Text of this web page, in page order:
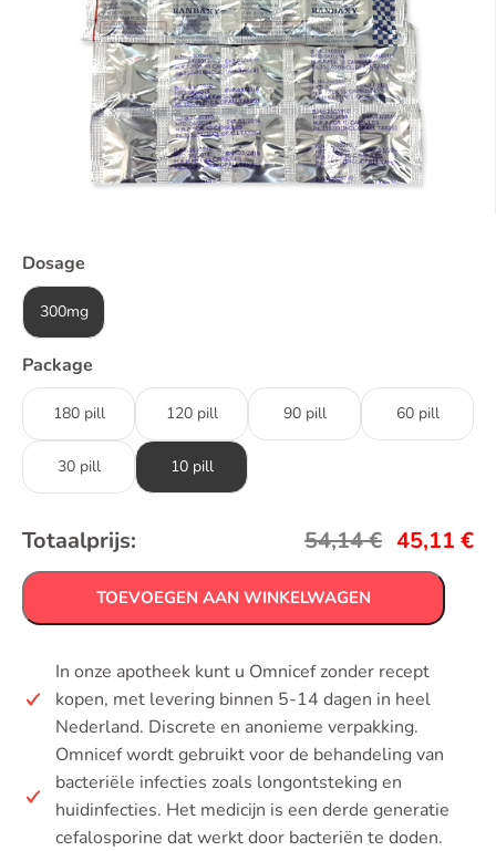
Dosage
300mg
Package
180 pill 120 pill 90 pill 60 pill
30 pill 10 pill
Totaalprijs: 54,14€ 45,11 €
TOEVOEGEN AAN WINKELWAGEN
In onze apotheek kunt u Omnicef zonder recept
kopen, met levering binnen 5-14 dagen in heel
Nederland. Discrete en anonieme verpakking.
Omnicef wordt gebruikt voor de behandeling van
bacteriële infecties zoals longontsteking en
huidinfecties. Het medicijn is een derde generatie
cefalosporine dat werkt door bacteriën te doden.